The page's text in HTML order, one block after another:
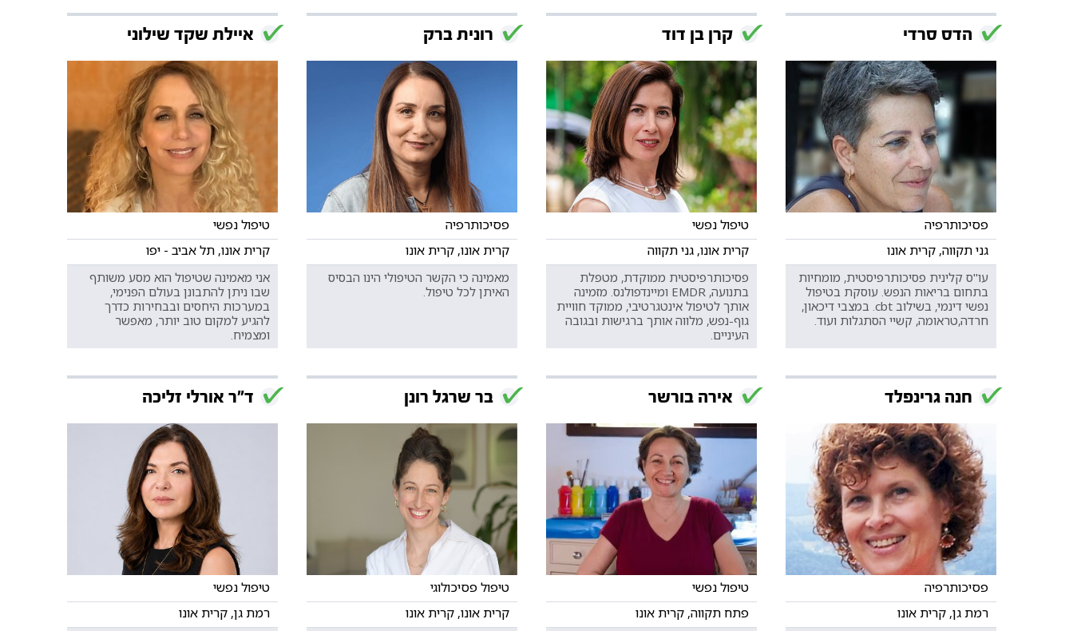
הדס סרדי
פסיכותרפיה
גני תקווה, קרית אונו
עו"ס קלינית פסיכותרפיסטית, מומחיות
בתחום בריאות הנפש. עוסקת בטיפול
נפשי דינמי, בשילוב cbt. במצבי דיכאון,
חרדה,טראומה, קשיי הסתגלות ועוד.
קרן בן דוד
טיפול נפשי
קרית אונו, גני תקווה
פסיכותרפיסטית ממוקדת, מטפלת
בתנועה, EMDR ומיינדפולנס. מזמינה
אותך לטיפול אינטגרטיבי, ממוקד חוויית
גוף-נפש, מלווה אותך ברגישות ובגובה
העיניים.
רונית ברק
פסיכותרפיה
קרית אונו, קרית אונו
מאמינה כי הקשר הטיפולי הינו הבסיס
האיתן לכל טיפול.
איילת שקד שילוני
טיפול נפשי
קרית אונו, תל אביב - יפו
אני מאמינה שטיפול הוא מסע משותף
שבו ניתן להתבונן בעולם הפנימי,
במערכות היחסים ובבחירות כדרך
להגיע למקום טוב יותר, מאפשר
ומצמיח.
חנה גרינפלד
פסיכותרפיה
רמת גן, קרית אונו
אירה בורשר
טיפול נפשי
פתח תקווה, קרית אונו
בר שרגל רונן
טיפול פסיכולוגי
קרית אונו, קרית אונו
ד"ר אורלי זליכה
טיפול נפשי
רמת גן, קרית אונו